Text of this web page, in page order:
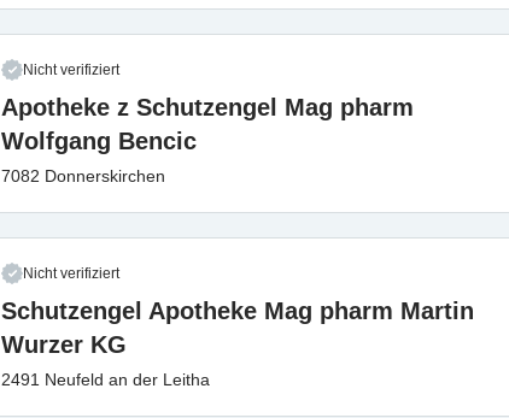
Nicht verifiziert
Apotheke z Schutzengel Mag pharm
Wolfgang Bencic
7082 Donnerskirchen
Nicht verifiziert
Schutzengel Apotheke Mag pharm Martin
Wurzer KG
2491 Neufeld an der Leitha